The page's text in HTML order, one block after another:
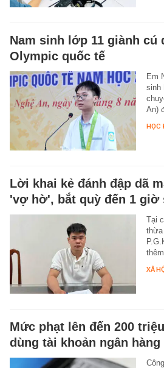
Nam sinh lớp 11 giành cú
Olympic quốc tế
Em
sinh
An)
HỌC
Lời khai kẻ đánh đập dã
'vợ hờ', bắt quỳ đến 1 giờ
Tại
thừa
XÃ
Mức phạt lên đến 200
dùng tài khoản ngân